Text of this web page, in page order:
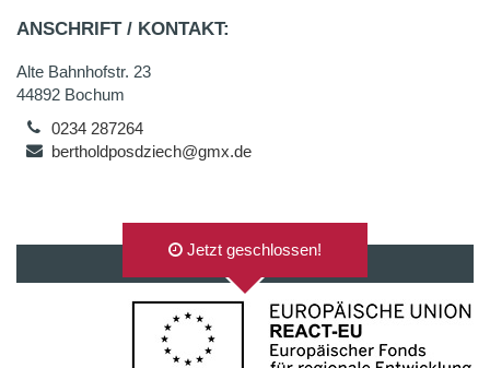
ANSCHRIFT / KONTAKT:
Alte Bahnhofstr. 23
44892 Bochum
0234 287264
bertholdposdziech@gmx.de
AUF GOOGLEMAPS ANZEIGEN
Jetzt geschlossen!